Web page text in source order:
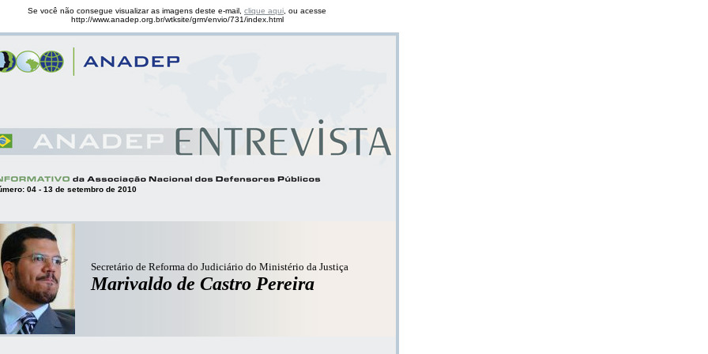
Se você não consegue visualizar as imagens deste e-mail, clique aqui , ou acesse
http://www.anadep.org.br/wtksite/grm/envio/731/index.html
04 - 13 de setembro de 2010
Secretário de Reforma do Judiciário do Ministério da Justiça
Marivaldo de Castro Pereira